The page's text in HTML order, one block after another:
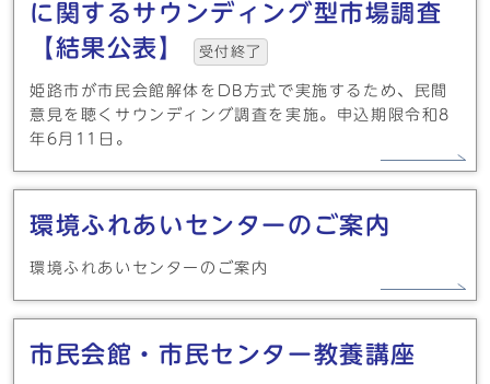
に関するサウンディング型市場調査
【結果公表】
受付終了
姫路市が市民会館解体をDB方式で実施するため、民間
意見を聴くサウンディング調査を実施。申込期限令和8
年6月11日。
環境ふれあいセンターのご案内
環境ふれあいセンターのご案内
市民会館・市民センター教養講座